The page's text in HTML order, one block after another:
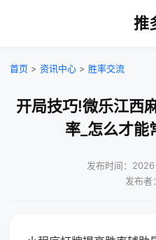
推
首页 > 资讯中心 > 胜率交流
开局技巧!微乐江西
率_怎么才
发布时间：
发布者